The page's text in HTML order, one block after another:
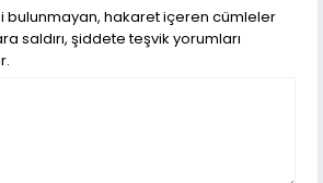
bulunmayan, hakaret içeren cümleler
saldırı, şiddete teşvik yorumları